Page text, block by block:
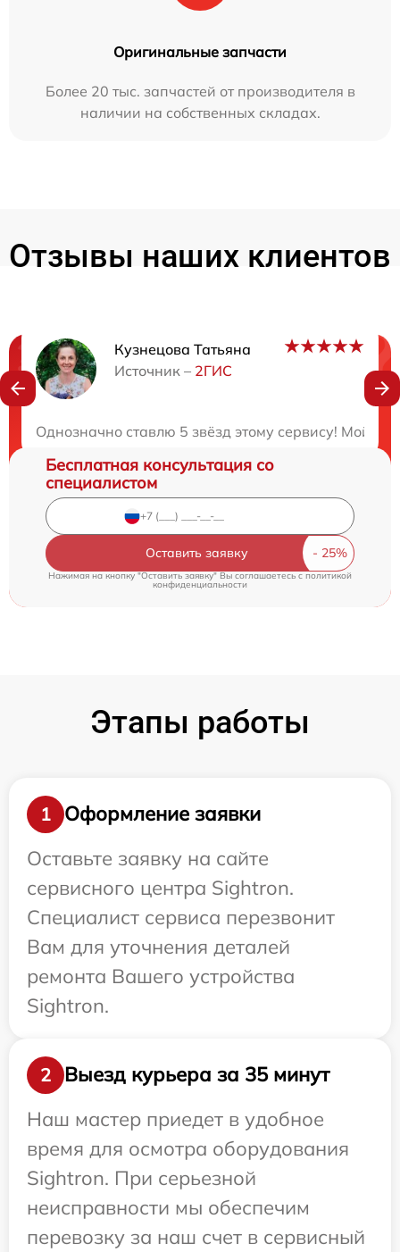
Оригинальные запчасти
Более 20 тыс. запчастей от производителя в
наличии на собственных складах.
Отзывы наших клиентов
Кузнецова Татьяна
Источник – 2ГИС
Однозначно ставлю 5 звёзд этому сервису! Мой
Нужна консультация?
Бесплатная консультация со
специалистом
Оставить заявку
Нажимая на кнопку "Оставить заявку" Вы соглашаетесь cполитикой
конфиденциальности
Этапы работы
1
Оформление заявки
Оставьте заявку на сайте
сервисного центра Sightron.
Специалист сервиса перезвонит
Вам для уточнения деталей
ремонта Вашего устройства
Sightron.
2
Выезд курьера за 35 минут
Наш мастер приедет в удобное
время для осмотра оборудования
Sightron. При серьезной
неисправности мы обеспечим
перевозку за наш счет в сервисный